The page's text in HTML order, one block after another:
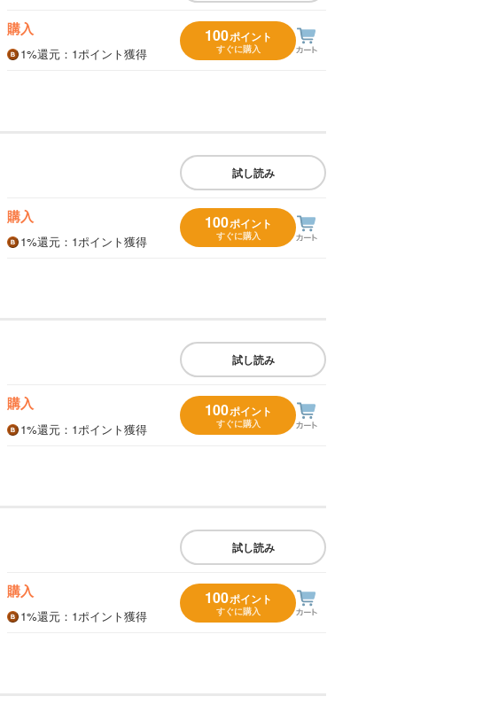
購入
1%還元 ：1ポイント獲得
100ポイント
すぐに購入
試し読み
購入
1%還元 ：1ポイント獲得
100ポイント
すぐに購入
試し読み
購入
1%還元 ：1ポイント獲得
100ポイント
すぐに購入
試し読み
購入
1%還元 ：1ポイント獲得
100ポイント
すぐに購入